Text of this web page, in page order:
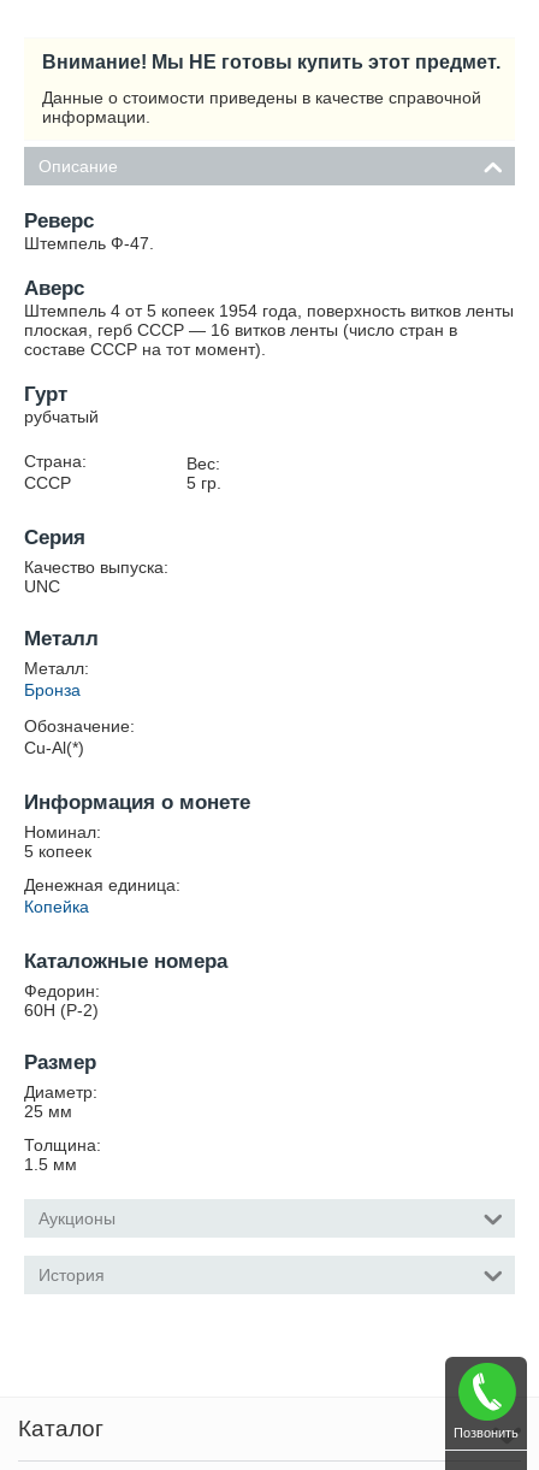
Внимание! Мы НЕ готовы купить этот предмет.
Данные о стоимости приведены в качестве справочной
информации.
Описание
Реверс
Штемпель Ф-47.
Аверс
Штемпель 4 от 5 копеек 1954 года, поверхность витков ленты
плоская, герб СССР — 16 витков ленты (число стран в
составе СССР на тот момент).
Гурт
рубчатый
Страна:
СССР
Вес:
5гр.
Серия
Качество выпуска:
UNC
Металл
Металл:
Бронза
Обозначение:
Cu-Al(*)
Информация о монете
Номинал:
5 копеек
Денежная единица:
Копейка
Каталожные номера
Федорин:
60Н (Р-2)
Размер
Диаметр:
25 мм
Толщина:
1.5 мм
Аукционы
История
Каталог Позвонить